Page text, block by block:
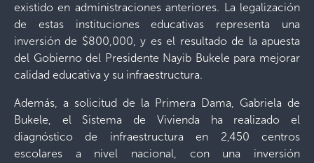
existido en administraciones anteriores. La legalización
de estas instituciones educativas representa una
inversión de $800,000, y es el resultado de la apuesta
del Gobierno del Presidente Nayib Bukele para mejorar
calidad educativa y su infraestructura.
Además, a solicitud de la Primera Dama, Gabriela de
Bukele, el Sistema de Vivienda ha realizado el
diagnóstico de infraestructura en 2,450 centros
escolares a nivel nacional, con una inversión